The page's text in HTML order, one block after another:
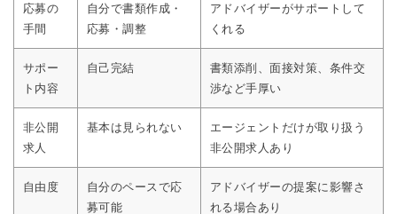
応募の
手間
自分で書類作成・
応募・調整
アドバイザーがサポートして
くれる
サポー
ト内容
自己完結
書類添削、面接対策、条件交
渉など手厚い
非公開
求人
基本は見られない
エージェントだけが取り扱う
非公開求人あり
自由度
自分のペースで応
募可能
アドバイザーの提案に影響さ
れる場合あり